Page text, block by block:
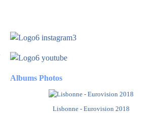
Albums Photos
Lisbonne - Eurovision 2018